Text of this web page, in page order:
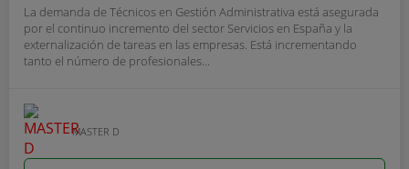
La demanda de Técnicos en Gestión Administrativa está asegurada
por el continuo incremento del sector Servicios en España y la
externalización de tareas en las empresas. Está incrementando
tanto el número de profesionales...
MASTER D